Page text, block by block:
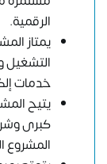
الرقمية.
يمتاز
التشغيل
خدمات
يتيح
كبرى